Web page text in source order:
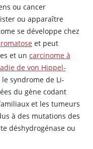
ou cancer
ou apparaître
se développe chez
et peut
et un carcinome à
de von Hippel-
syndrome de Li-
du gène codant
et les tumeurs
à des mutations des
déshydrogénase ou